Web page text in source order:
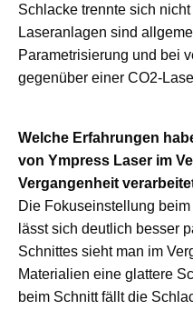
Schlacke trennte sich
Laseranlagen sind
Parametrisierung und bei
gegenüber einer CO2-
Welche Erfahrungen
von Ympress Laser im
Vergangenheit
Die Fokuseinstellung
lässt sich deutlich besser
Schnittes sieht man im
Materialien eine glattere
beim Schnitt fällt die